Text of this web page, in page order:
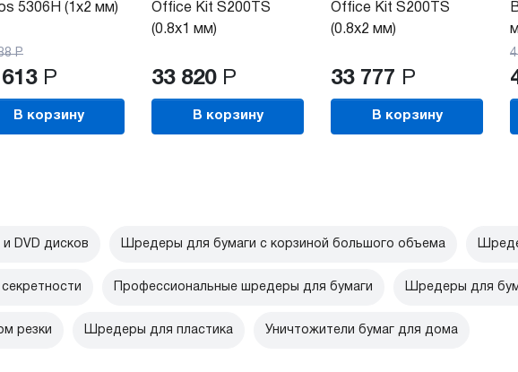
5306H (1x2 мм)
Р
Р
В корзину
Office Kit S200TS
(0.8x1 мм)
33 820 Р
В корзину
Office Kit S200TS
(0.8x2 мм)
33 777 Р
В корзину
DVD дисков Шредеры для бумаги с корзиной большого объема
Профессиональные шредеры для бумаги Шредеры для
резки Шредеры для пластика Уничтожители бумаг для дома